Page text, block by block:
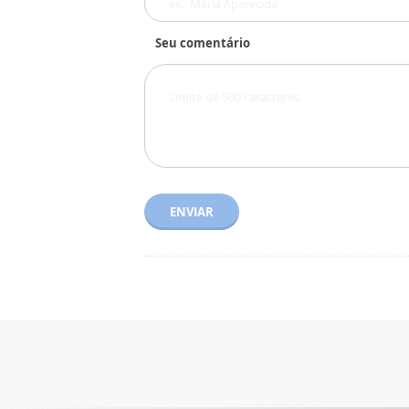
Seu comentário
ENVIAR